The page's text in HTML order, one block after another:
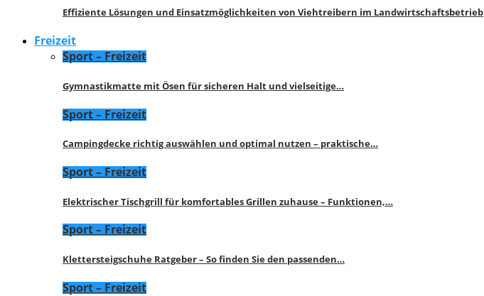
Effiziente Lösungen und Einsatzmöglichkeiten von Viehtreibern im Landwirtschaftsbetrieb
Freizeit
Sport – Freizeit
Gymnastikmatte mit Ösen für sicheren Halt und vielseitige…
Sport – Freizeit
Campingdecke richtig auswählen und optimal nutzen – praktische…
Sport – Freizeit
Elektrischer Tischgrill für komfortables Grillen zuhause – Funktionen,…
Sport – Freizeit
Klettersteigschuhe Ratgeber – So finden Sie den passenden…
Sport – Freizeit